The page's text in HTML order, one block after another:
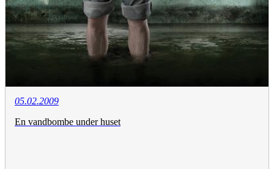
05.02.2009
En vandbombe under huset